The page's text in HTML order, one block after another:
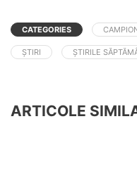
CATEGORIES
ȘTIRI ȘTIRILE
ARTICOLE